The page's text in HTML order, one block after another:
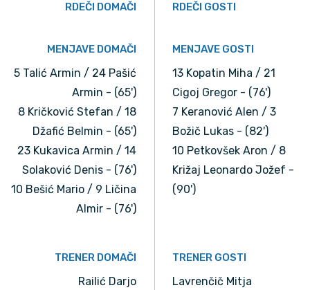
RDEČI DOMAČI RDEČI GOSTI
MENJAVE DOMAČI
5 Talić Armin / 24 Pašić
Armin - (65')
8 Kričković Stefan / 18
Džafić Belmin - (65')
23 Kukavica Armin / 14
Solaković Denis - (76')
10 Bešić Mario / 9 Ličina
Almir - (76')
MENJAVE GOSTI
13 Kopatin Miha / 21
Cigoj Gregor - (76')
7 Keranović Alen / 3
Božič Lukas - (82')
10 Petkovšek Aron / 8
Križaj Leonardo Jožef -
(90')
TRENER DOMAČI
Railić Darjo
TRENER GOSTI
Lavrenčič Mitja